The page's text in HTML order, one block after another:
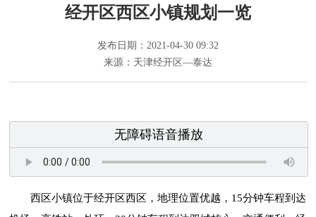
经开区西区小镇规划一览
发布日期：2021-04-30 09:32
来源：天津经开区—泰达
无障碍语音播放
西区小镇位于经开区西区，地理位置优越，15分钟车程到达